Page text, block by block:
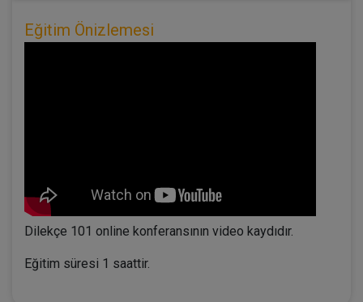
Eğitim Önizlemesi
Dilekçe 101 online konferansının video kaydıdır.
Eğitim süresi 1 saattir.